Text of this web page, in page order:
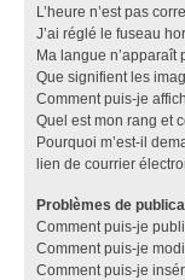
L’heure n’est pas
J’ai réglé le fuseau
Ma langue n’apparaît
Que signifient les
Comment puis-je
Quel est mon rang et
Pourquoi m’est-il
lien de courrier
Problèmes de
Comment puis-je
Comment puis-je
Comment puis-je